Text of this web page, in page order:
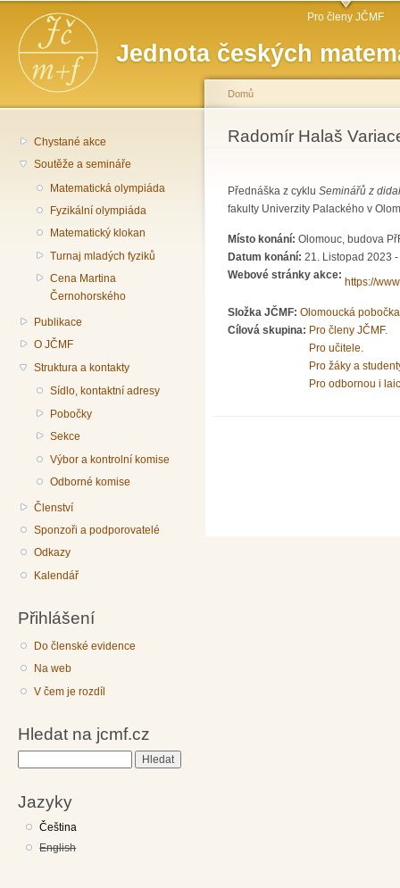
Jednota českých
Hlavní menu Pro členy JČMF
Chystané akce
Soutěže a semináře
Matematická olympiáda
Fyzikální olympiáda
Matematický klokan
Turnaj mladých fyziků
Cena Martina
Černohorského
Publikace
O JČMF
Struktura a kontakty
Sídlo, kontaktní adresy
Pobočky
Sekce
Výbor a kontrolní komise
Odborné komise
Členství
Sponzoři a podporovatelé
Odkazy
Kalendář
Přihlášení
Do členské evidence
Na web
V čem je rozdíl
Hledat na jcmf.cz
Jazyky
Čeština
English
Jste zde
Domů
Radomír Halaš
Přednáška z cyklu Seminářů z
fakulty Univerzity Palackého v
Místo konání: Olomouc, budova
Datum konání: 21. Listopad 2023
Webové stránky akce:
https://
Složka JČMF: Olomoucká pobočka
Cílová skupina: Pro členy JČMF.
Pro učitele.
Pro žáky a
Pro odbornou i